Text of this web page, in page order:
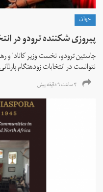
جهان
پیروزی شکننده ترودو در
جاستین ترودو، نخست وزیر کانادا و
نتوانست در انتخابات زود‌هنگام
۴ ساعت ۹ دقیقه پیش